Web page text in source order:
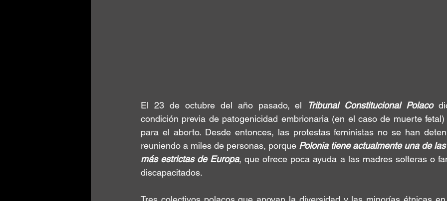
El 23 de octubre del año pasado, el Tribunal Constitucional Polaco
condición previa de patogenicidad embrionaria (en el caso de muerte
para el aborto. Desde entonces, las protestas feministas no se han
reuniendo a miles de personas, porque Polonia tiene actualmente una de
más estrictas de Europa, que ofrece poca ayuda a las madres solteras o
discapacitados.